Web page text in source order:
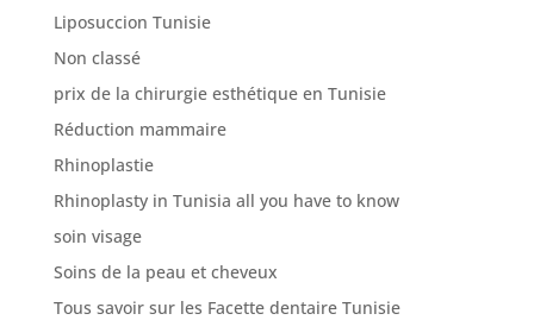
Liposuccion Tunisie
Non classé
prix de la chirurgie esthétique en Tunisie
Réduction mammaire
Rhinoplastie
Rhinoplasty in Tunisia all you have to know
soin visage
Soins de la peau et cheveux
Tous savoir sur les Facette dentaire Tunisie